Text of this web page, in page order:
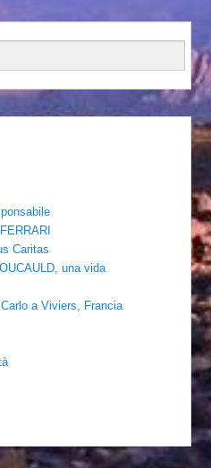
Caritas
una vida
a Viviers, Francia